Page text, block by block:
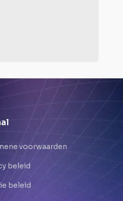
voorwaarden
beleid
beleid